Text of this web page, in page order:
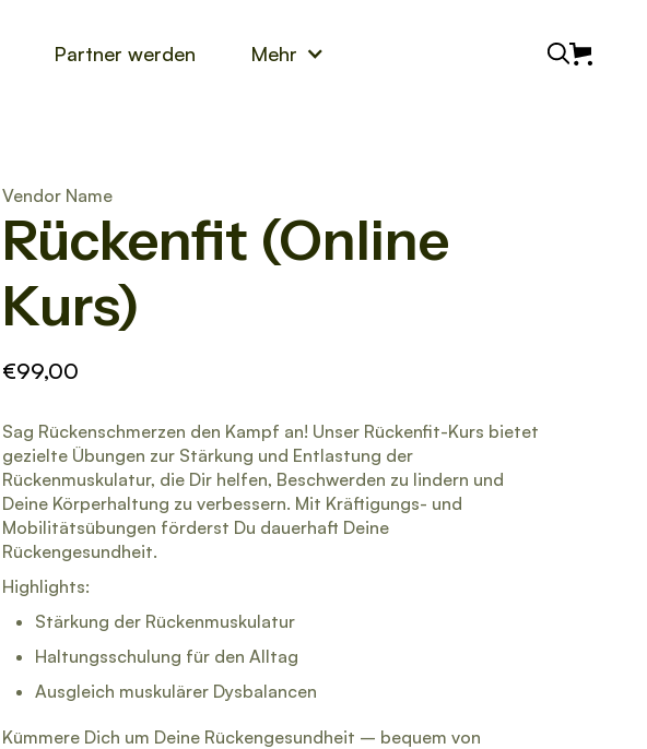
Partner werden Mehr
Vendor Name
Rückenfit (Online
Kurs)
€99,00
Sag Rückenschmerzen den Kampf an! Unser Rückenfit-Kurs bietet
gezielte Übungen zur Stärkung und Entlastung der
Rückenmuskulatur, die Dir helfen, Beschwerden zu lindern und
Deine Körperhaltung zu verbessern. Mit Kräftigungs- und
Mobilitätsübungen förderst Du dauerhaft Deine
Rückengesundheit.
Highlights:
Stärkung der Rückenmuskulatur
Haltungsschulung für den Alltag
Ausgleich muskulärer Dysbalancen
Kümmere Dich um Deine Rückengesundheit – bequem von